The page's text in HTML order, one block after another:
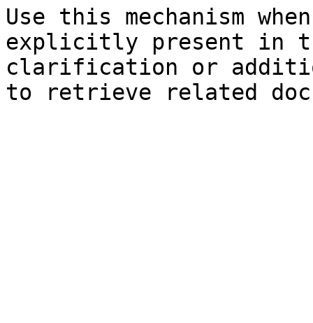
Use this mechanism
explicitly present in
clarification or